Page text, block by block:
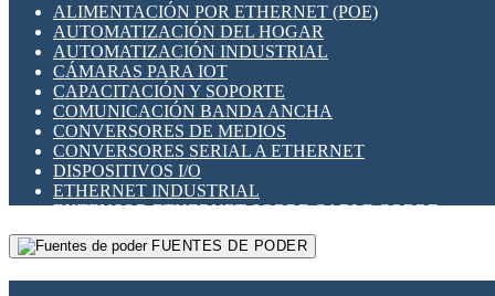
SENSORES INDUCTIVOS
TEMPORIZADORES
VARIACS
VARIADORES DE FRECUENCIA [VDF]
SECCIONADORES - INTERRUPTORES
MAQUINARIA
HERRAMIENTAS VARIAS
ILUMINACIÓN LED
INTERRUPTORES REED
INTERFACES DE RELÉ
OTROS RELÉS
PROTECCIÓN TÉRMICA
RELÉS AUTOMOTRICES
RELÉS DE SEÑAL
RELÉS DE ESTADO SÓLIDO SSR
RELÉS INDUSTRIALES
RELÉS MINIATURA DE POTENCIA
SENSORES MAGNÉTICOS
ALIMENTACIÓN POR ETHERNET (POE)
AUTOMATIZACIÓN DEL HOGAR
AUTOMATIZACIÓN INDUSTRIAL
CÁMARAS PARA IOT
CAPACITACIÓN Y SOPORTE
COMUNICACIÓN BANDA ANCHA
CONVERSORES DE MEDIOS
CONVERSORES SERIAL A ETHERNET
DISPOSITIVOS I/O
ETHERNET INDUSTRIAL
EXTENSOR ETHERNET SOBRE CABLE COBRE
GATEWAY LORAWAN
GESTIÓN DE REDESFUENTES DE PODER